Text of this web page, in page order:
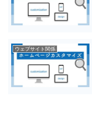
ウェブサイト関係